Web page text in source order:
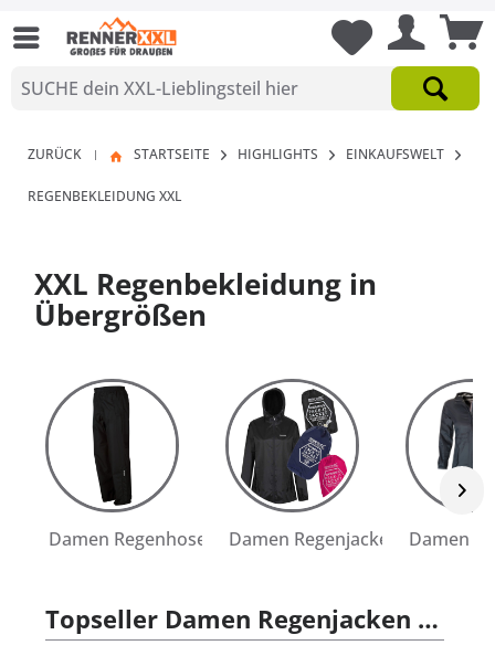
ZURÜCK | STARTSEITE HIGHLIGHTS EINKAUFSWELT
REGENBEKLEIDUNG XXL
XXL Regenbekleidung in
Übergrößen
Damen Regenhosen Damen Regenjacken Damen
Topseller Damen Regenjacken & -mäntel